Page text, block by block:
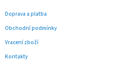
Doprava a platba
Obchodní podmínky
Vracení zboží
Kontakty